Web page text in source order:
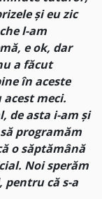
și eu zic
l-am
e ok, dar
a făcut
în aceste
meci.
de asta i-am și
programăm
o săptămână
Noi sperăm
pentru că s-a